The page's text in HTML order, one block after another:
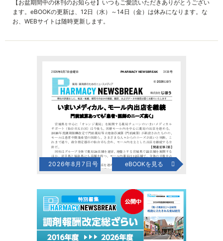
【お盆期間中の休刊のお知らせ】いつもご愛読いただきありがとうござい
ます。eBOOKの更新は、12日（水）～14日（金）は休みになります。な
お、WEBサイトは随時更新します。
2026年8月7日号 eBOOKを見る